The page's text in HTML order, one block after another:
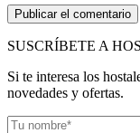
SUSCRÍBETE A
Si te interesa los
novedades y ofertas.